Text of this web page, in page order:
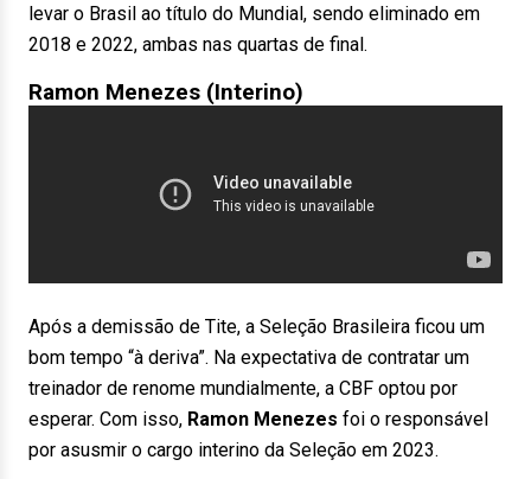
levar o Brasil ao título do Mundial, sendo eliminado em
2018 e 2022, ambas nas quartas de final.
Ramon Menezes (Interino)
Após a demissão de Tite, a Seleção Brasileira ficou um
bom tempo “à deriva”. Na expectativa de contratar um
treinador de renome mundialmente, a CBF optou por
esperar. Com isso, Ramon Menezes foi o responsável
por asusmir o cargo interino da Seleção em 2023.